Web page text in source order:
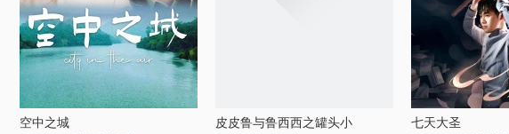
空中之城 皮皮鲁与鲁西西之罐头小 七天大圣